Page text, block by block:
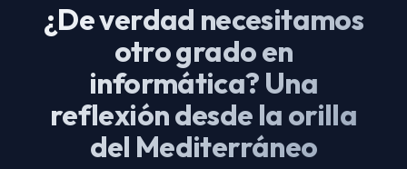
¿De verdad necesitamos
otro grado en
informática? Una
reflexión desde la orilla
del Mediterráneo